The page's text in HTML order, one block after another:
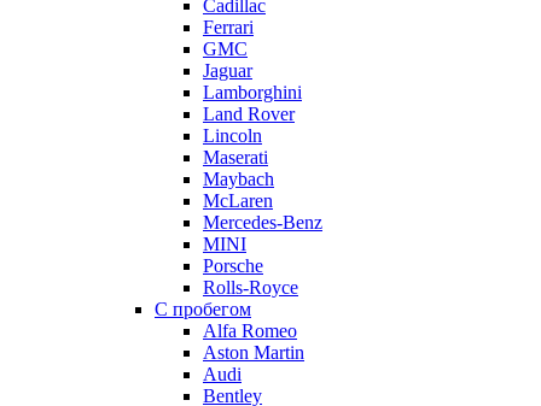
Cadillac
Ferrari
GMC
Jaguar
Lamborghini
Land Rover
Lincoln
Maserati
Maybach
McLaren
Mercedes-Benz
MINI
Porsche
Rolls-Royce
С пробегом
Alfa Romeo
Aston Martin
Audi
Bentley